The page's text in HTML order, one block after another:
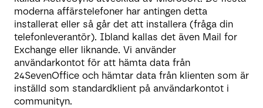
moderna affärstelefoner har antingen detta
installerat eller så går det att installera (fråga din
telefonleverantör). Ibland kallas det även Mail for
Exchange eller liknande. Vi använder
användarkontot för att hämta data från
24SevenOffice och hämtar data från klienten som är
inställd som standardklient på användarkontot i
communityn.